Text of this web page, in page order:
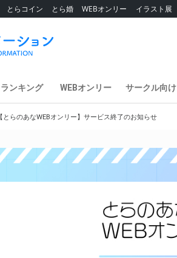
とらコイン とら婚 WEBオンリー イラスト展
ランキング WEBオンリー サークル向け
【とらのあなWEBオンリー】サービス終了のお知らせ